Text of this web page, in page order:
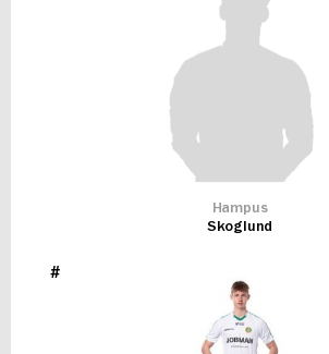
Hampus
Skoglund
#